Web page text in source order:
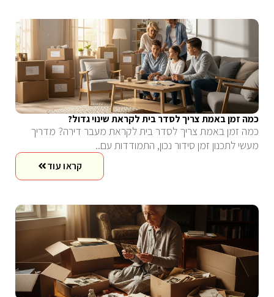
כמה זמן באמת צריך לסדר בית לקראת שינוי גדול?
כמה זמן באמת צריך לסדר בית לקראת מעבר דירה? מדריך
מעשי לתכנון זמן סידור נכון, התמודדות עם..
קראו עוד